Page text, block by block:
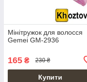
Мінітружок для волосся
Gemei GM-2936
165 ₴ 230 ₴
Купити